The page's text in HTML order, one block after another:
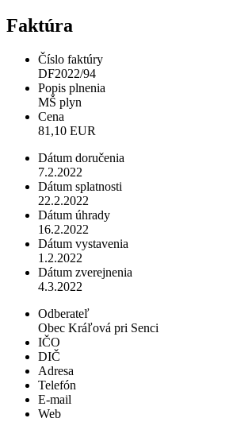
Faktúra
Číslo faktúry
DF2022/94
Popis plnenia
MŠ plyn
Cena
81,10 EUR
Dátum doručenia
7.2.2022
Dátum splatnosti
22.2.2022
Dátum úhrady
16.2.2022
Dátum vystavenia
1.2.2022
Dátum zverejnenia
4.3.2022
Odberateľ
Obec Kráľová pri Senci
IČO
DIČ
Adresa
Telefón
E-mail
Web